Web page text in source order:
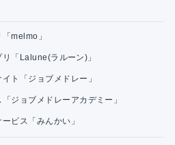
melmo」
「Lalune(ラルーン)」
ト「ジョブメドレー」
ジョブメドレーアカデミー」
ビス「みんかい」